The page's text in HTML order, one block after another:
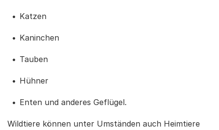
Katzen
Kaninchen
Tauben
Hühner
Enten und anderes Geflügel.
Wildtiere können unter Umständen auch Heimtiere